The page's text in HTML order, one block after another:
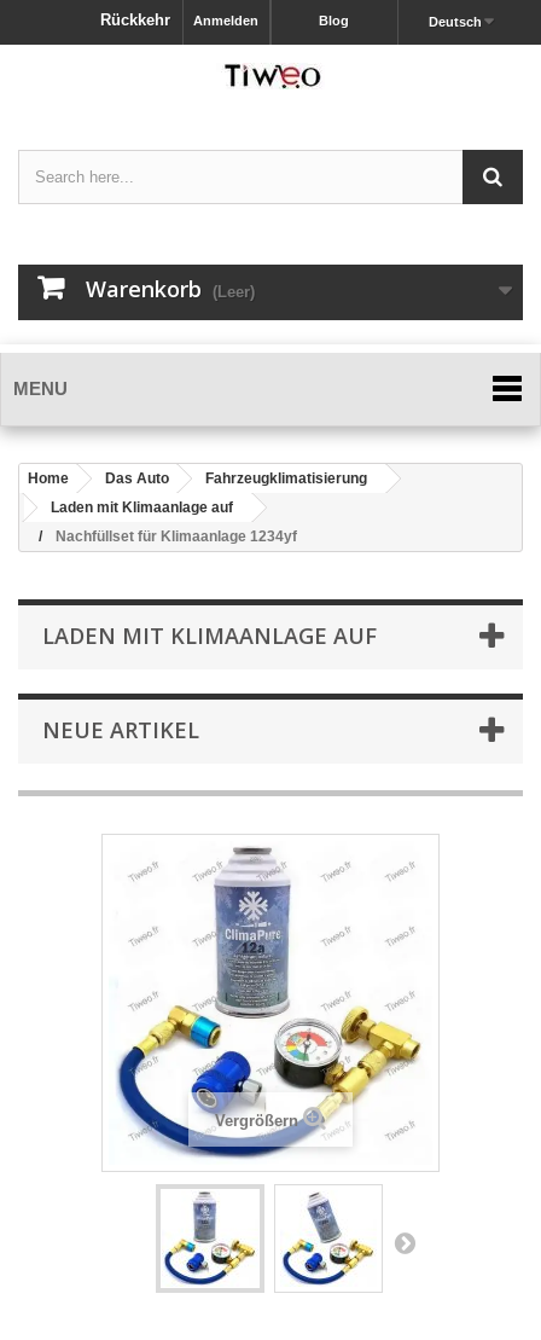
Deutsch
Blog
Anmelden
Rückkehr
Warenkorb (Leer)
MENU
Home Das Auto
Fahrzeugklimatisierung
Laden mit Klimaanlage auf
Nachfüllset für Klimaanlage 1234yf
LADEN MIT KLIMAANLAGE AUF
NEUE ARTIKEL
Vergrößern